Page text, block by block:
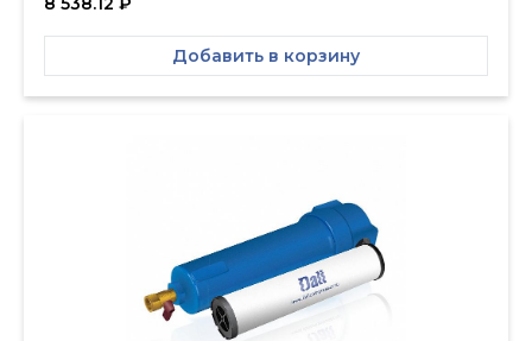
Добавить в корзину